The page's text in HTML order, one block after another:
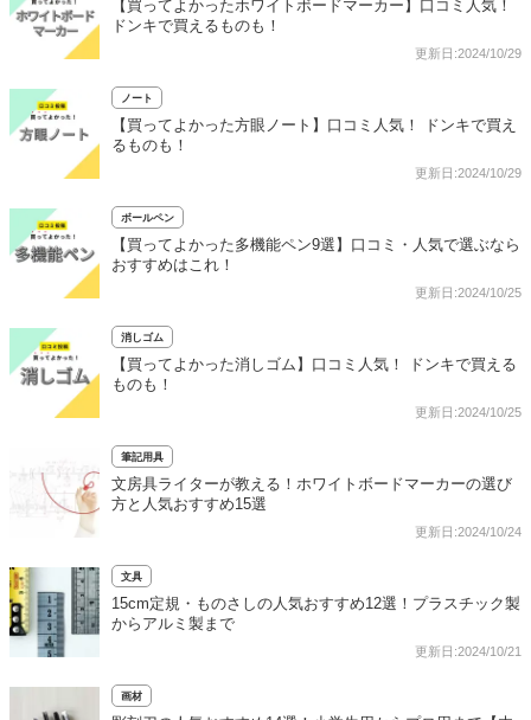
【買ってよかったホワイトボードマーカー】口コミ人気！
ドンキで買えるものも！
更新日:2024/10/29
ノート
【買ってよかった方眼ノート】口コミ人気！ ドンキで買え
るものも！
更新日:2024/10/29
ボールペン
【買ってよかった多機能ペン9選】口コミ・人気で選ぶなら
おすすめはこれ！
更新日:2024/10/25
消しゴム
【買ってよかった消しゴム】口コミ人気！ ドンキで買える
ものも！
更新日:2024/10/25
筆記用具
文房具ライターが教える！ホワイトボードマーカーの選び
方と人気おすすめ15選
更新日:2024/10/24
文具
15cm定規・ものさしの人気おすすめ12選！プラスチック製
からアルミ製まで
更新日:2024/10/21
画材